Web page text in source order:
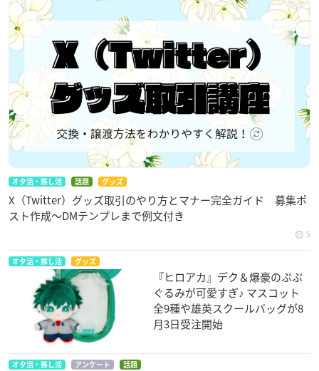
オタ活・推し活 話題 グッズ
X（Twitter）グッズ取引のやり方とマナー完全ガイド 募集ポ
スト作成〜DMテンプレまで例文付き
5
オタ活・推し活 グッズ
『ヒロアカ』デク＆爆豪のぷぷ
ぐるみが可愛すぎ♪ マスコット
全9種や雄英スクールバッグが8
月3日受注開始
オタ活・推し活 アンケート 話題